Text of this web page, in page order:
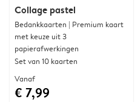
Collage pastel
Bedankkaarten | Premium kaart
met keuze uit 3
papierafwerkingen
Set van 10 kaarten
Vanaf
€ 7,99